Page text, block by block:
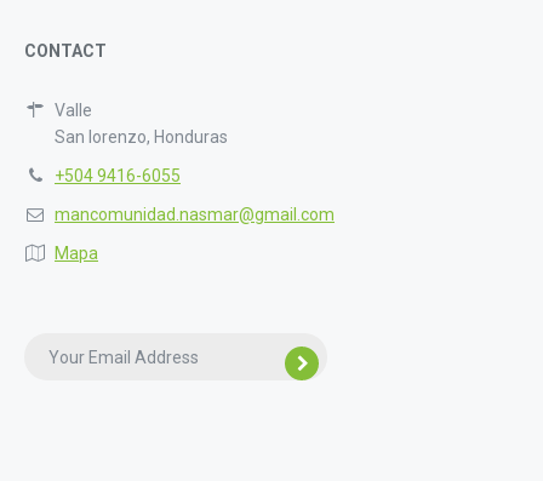
CONTACT
Valle
San lorenzo, Honduras
+504 9416-6055
mancomunidad.nasmar@gmail.com
Mapa